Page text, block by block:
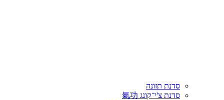
סדנת תזונה
סדנת צ'י־קונג 氣功